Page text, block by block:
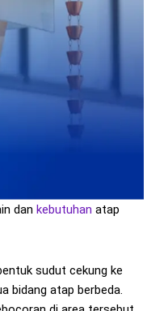
dan kebutuhan atap
sudut cekung ke
bidang atap berbeda.